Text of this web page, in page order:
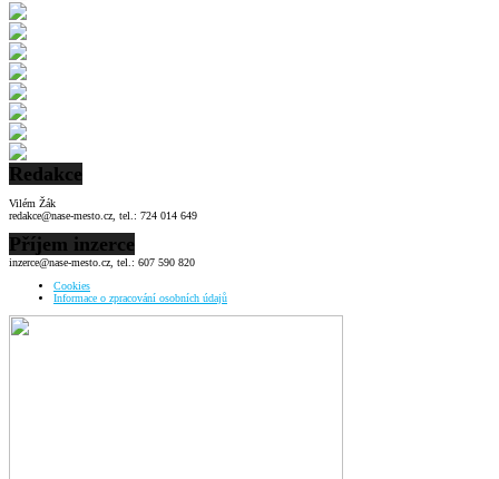
Redakce
Vilém Žák
redakce@nase-mesto.cz, tel.: 724 014 649
Příjem inzerce
inzerce@nase-mesto.cz, tel.: 607 590 820
Cookies
Informace o zpracování osobních údajů